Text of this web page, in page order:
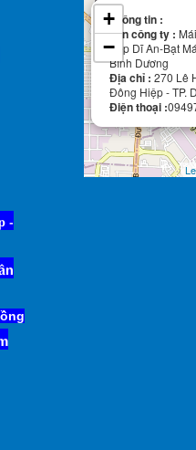
-
n
Thông tin :
Tên công ty :
Xếp Dĩ An-Bạt
Bình Dương
Địa chỉ : 270 Lê
Đông Hiệp - TP.
Điện thoại :
+
−